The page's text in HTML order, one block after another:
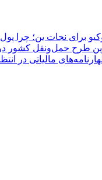
برای نجات ین؛ چرا
طرح حمل‌ونقل کشور
مالیاتی در